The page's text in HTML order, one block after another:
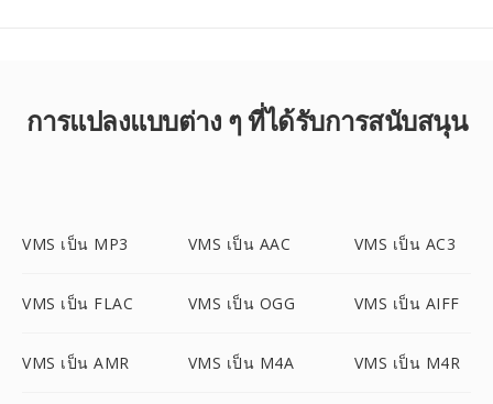
การแปลงแบบต่าง ๆ ที่ได้รับการสนับสนุน
VMS เป็น MP3 VMS เป็น AAC VMS เป็น AC3
VMS เป็น FLAC VMS เป็น OGG VMS เป็น AIFF
VMS เป็น AMR VMS เป็น M4A VMS เป็น M4R